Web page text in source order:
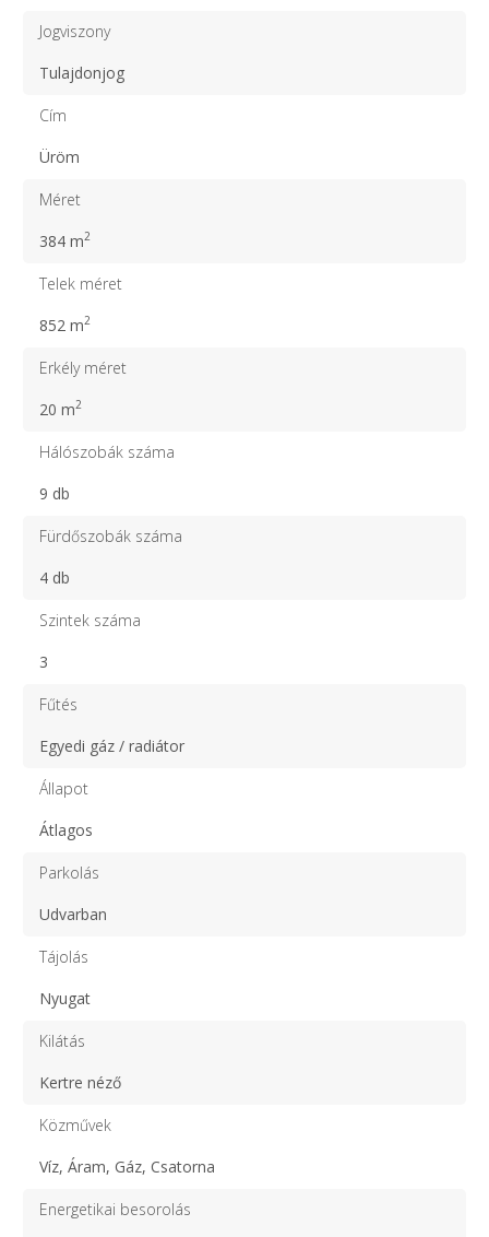
Jogviszony
Tulajdonjog
Cím
Üröm
Méret
384 m2
Telek méret
852 m2
Erkély méret
20 m2
Hálószobák száma
9 db
Fürdőszobák száma
4 db
Szintek száma
3
Fűtés
Egyedi gáz / radiátor
Állapot
Átlagos
Parkolás
Udvarban
Tájolás
Nyugat
Kilátás
Kertre néző
Közművek
Víz, Áram, Gáz, Csatorna
Energetikai besorolás